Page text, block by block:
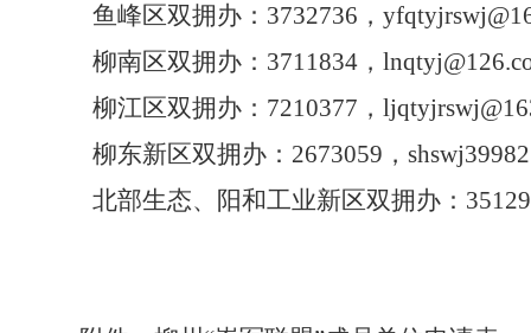
鱼峰区双拥办： 3732736，
柳南区双拥办 ： 3711834，
柳江区双拥办： 7210377，
柳东新区双拥办： 2673059，
北部生态、阳和工业新区双拥办：